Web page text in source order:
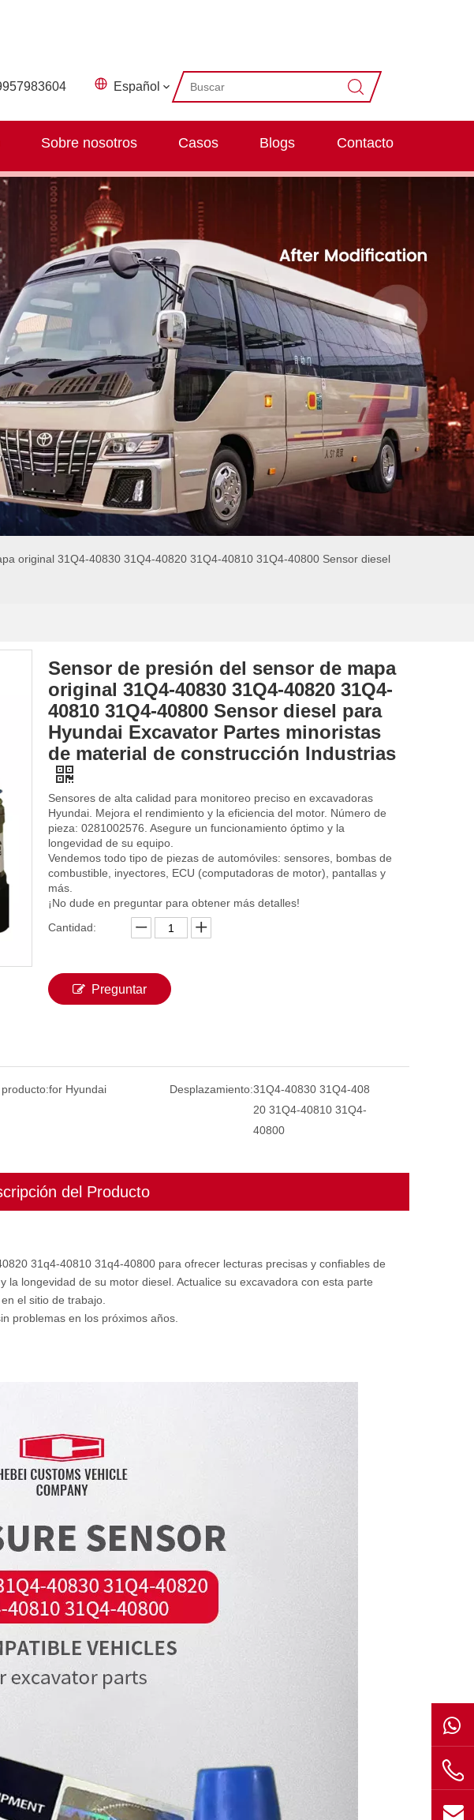
Español
Sobre nosotros Casos Blogs Contacto
original 31Q4-40830 31Q4-40820 31Q4-40810 31Q4-40800 Sensor diesel
Sensor de presión del sensor de mapa
original 31Q4-40830 31Q4-40820 31Q4-
40810 31Q4-40800 Sensor diesel para
Hyundai Excavator Partes minoristas
de material de construcción Industrias
Sensores de alta calidad para monitoreo preciso en excavadoras
Hyundai. Mejora el rendimiento y la eficiencia del motor. Número de
pieza: 0281002576. Asegure un funcionamiento óptimo y la
longevidad de su equipo.
Vendemos todo tipo de piezas de automóviles: sensores, bombas de
combustible, inyectores, ECU (computadoras de motor), pantallas y
más.
¡No dude en preguntar para obtener más detalles!
Cantidad:
Preguntar
for Hyundai Desplazamiento:31Q4-40830 31Q4-408
20 31Q4-40810 31Q4-
40800
del Producto
31q4-40810 31q4-40800 para ofrecer lecturas precisas y confiables de
longevidad de su motor diesel. Actualice su excavadora con esta parte
el sitio de trabajo.
problemas en los próximos años.